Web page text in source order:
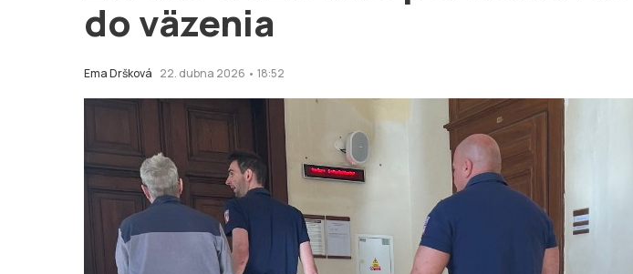
do väzenia
Ema Dršková 22. dubna 2026 • 18:52